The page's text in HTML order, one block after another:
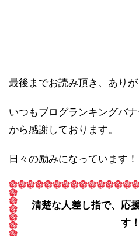
最後までお読み頂き、ありが
いつもブログランキングバ
から感謝しております。
日々の励みになっています！
清楚な人差し指で、応
す！